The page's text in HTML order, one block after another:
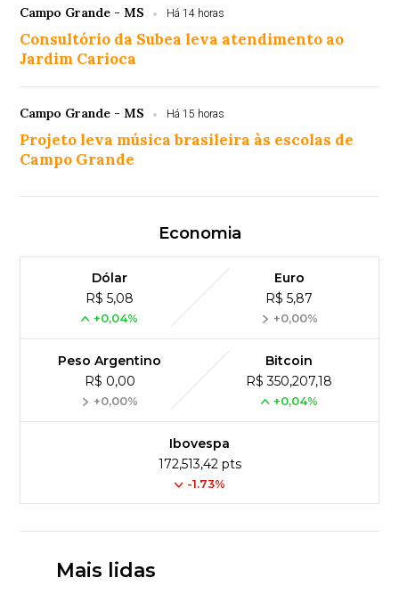
Campo Grande - MS Há 14 horas
Consultório da Subea leva atendimento ao
Jardim Carioca
Campo Grande - MS Há 15 horas
Projeto leva música brasileira às escolas de
Campo Grande
Economia
Dólar
R$ 5,08
+0,04%
Euro
R$ 5,87
+0,00%
Peso Argentino
R$ 0,00
+0,00%
Bitcoin
R$ 350,207,18
+0,04%
Ibovespa
172,513,42 pts
-1.73%
Mais lidas